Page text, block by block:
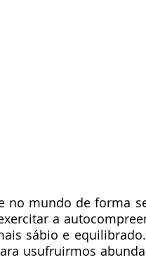
a
sábio e
usufruirmos